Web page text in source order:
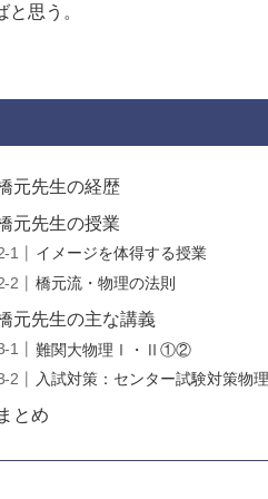
と思う。
元先生の経歴
元先生の授業
イメージを体得する授業
橋元流・物理の法則
元先生の主な講義
難関大物理Ⅰ・Ⅱ①②
入試対策：センター試験対策物
まとめ